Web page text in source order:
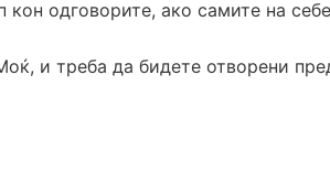
одговорите, ако самите на
и треба да бидете отворени